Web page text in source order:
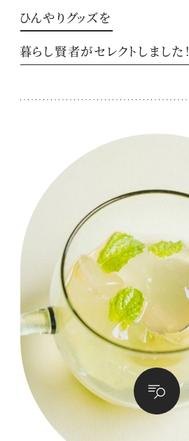
ひんやりグッズを
暮らし賢者がセレクトしました！